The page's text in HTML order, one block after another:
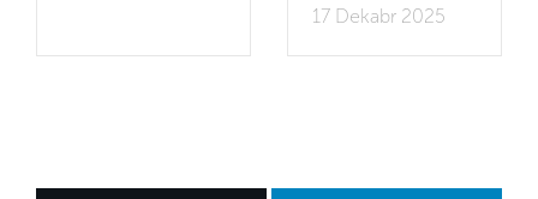
17 Dekabr 2025